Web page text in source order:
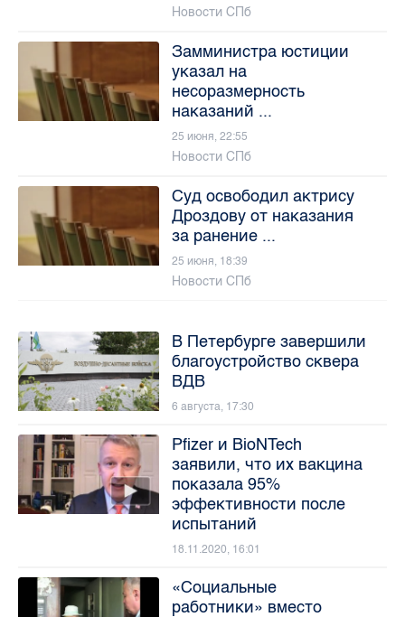
Новости СПб
Замминистра юстиции
указал на
несоразмерность
наказаний ...
25 июня, 22:55
Новости СПб
Суд освободил актрису
Дроздову от наказания
за ранение ...
25 июня, 18:39
Новости СПб
В Петербурге завершили
благоустройство сквера
ВДВ
6 августа, 17:30
Pfizer и BioNTech
заявили, что их вакцина
показала 95%
эффективности после
испытаний
18.11.2020, 16:01
«Социальные
работники» вместо